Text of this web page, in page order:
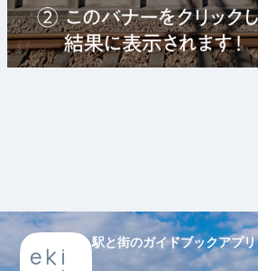
駅と街のガイドブックアプリ